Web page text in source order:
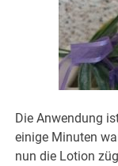
Die Anwendung
einige Minuten
nun die Lotion